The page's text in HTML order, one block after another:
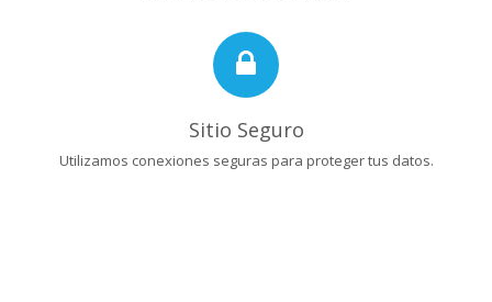
Sitio Seguro
Utilizamos conexiones seguras para proteger tus datos.